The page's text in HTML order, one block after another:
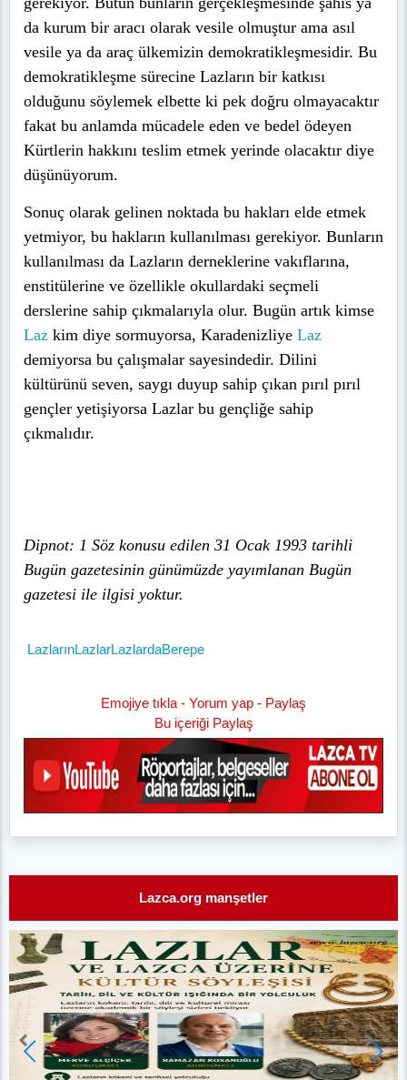
da kurum bir aracı olarak vesile olmuştur ama asıl
vesile ya da araç ülkemizin demokratikleşmesidir. Bu
demokratikleşme sürecine Lazların bir katkısı
olduğunu söylemek elbette ki pek doğru olmayacaktır
fakat bu anlamda mücadele eden ve bedel ödeyen
Kürtlerin hakkını teslim etmek yerinde olacaktır diye
düşünüyorum.
Sonuç olarak gelinen noktada bu hakları elde etmek
yetmiyor, bu hakların kullanılması gerekiyor. Bunların
kullanılması da Lazların derneklerine vakıflarına,
enstitülerine ve özellikle okullardaki seçmeli
derslerine sahip çıkmalarıyla olur. Bugün artık kimse
Laz kim diye sormuyorsa, Karadenizliye Laz
demiyorsa bu çalışmalar sayesindedir. Dilini
kültürünü seven, saygı duyup sahip çıkan pırıl pırıl
gençler yetişiyorsa Lazlar bu gençliğe sahip
çıkmalıdır.
Dipnot: 1 Söz konusu edilen 31 Ocak 1993 tarihli
Bugün gazetesinin günümüzde yayımlanan Bugün
gazetesi ile ilgisi yoktur.
LazlarınLazlarLazlardaBerepe
Emojiye tıkla - Yorum yap - Paylaş
Bu içeriği Paylaş
Lazca.org manşetler